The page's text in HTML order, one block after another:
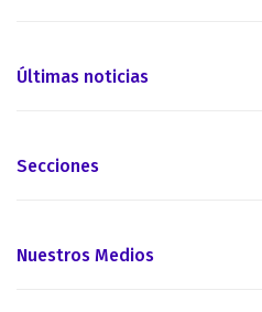
Últimas noticias
Secciones
Nuestros Medios